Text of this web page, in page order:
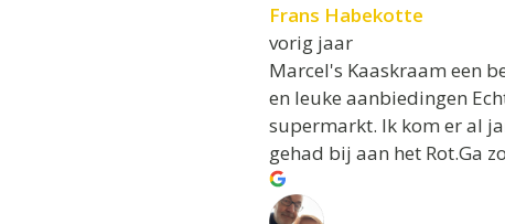
Frans Habekotte
vorig jaar
Marcel's Kaaskraam een
en leuke aanbiedingen
supermarkt. Ik kom er al
gehad bij aan het Rot.Ga